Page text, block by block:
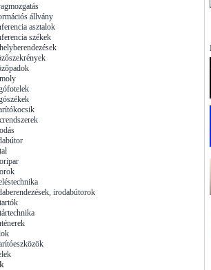
állvány
asztalok
székek
irodabútorok